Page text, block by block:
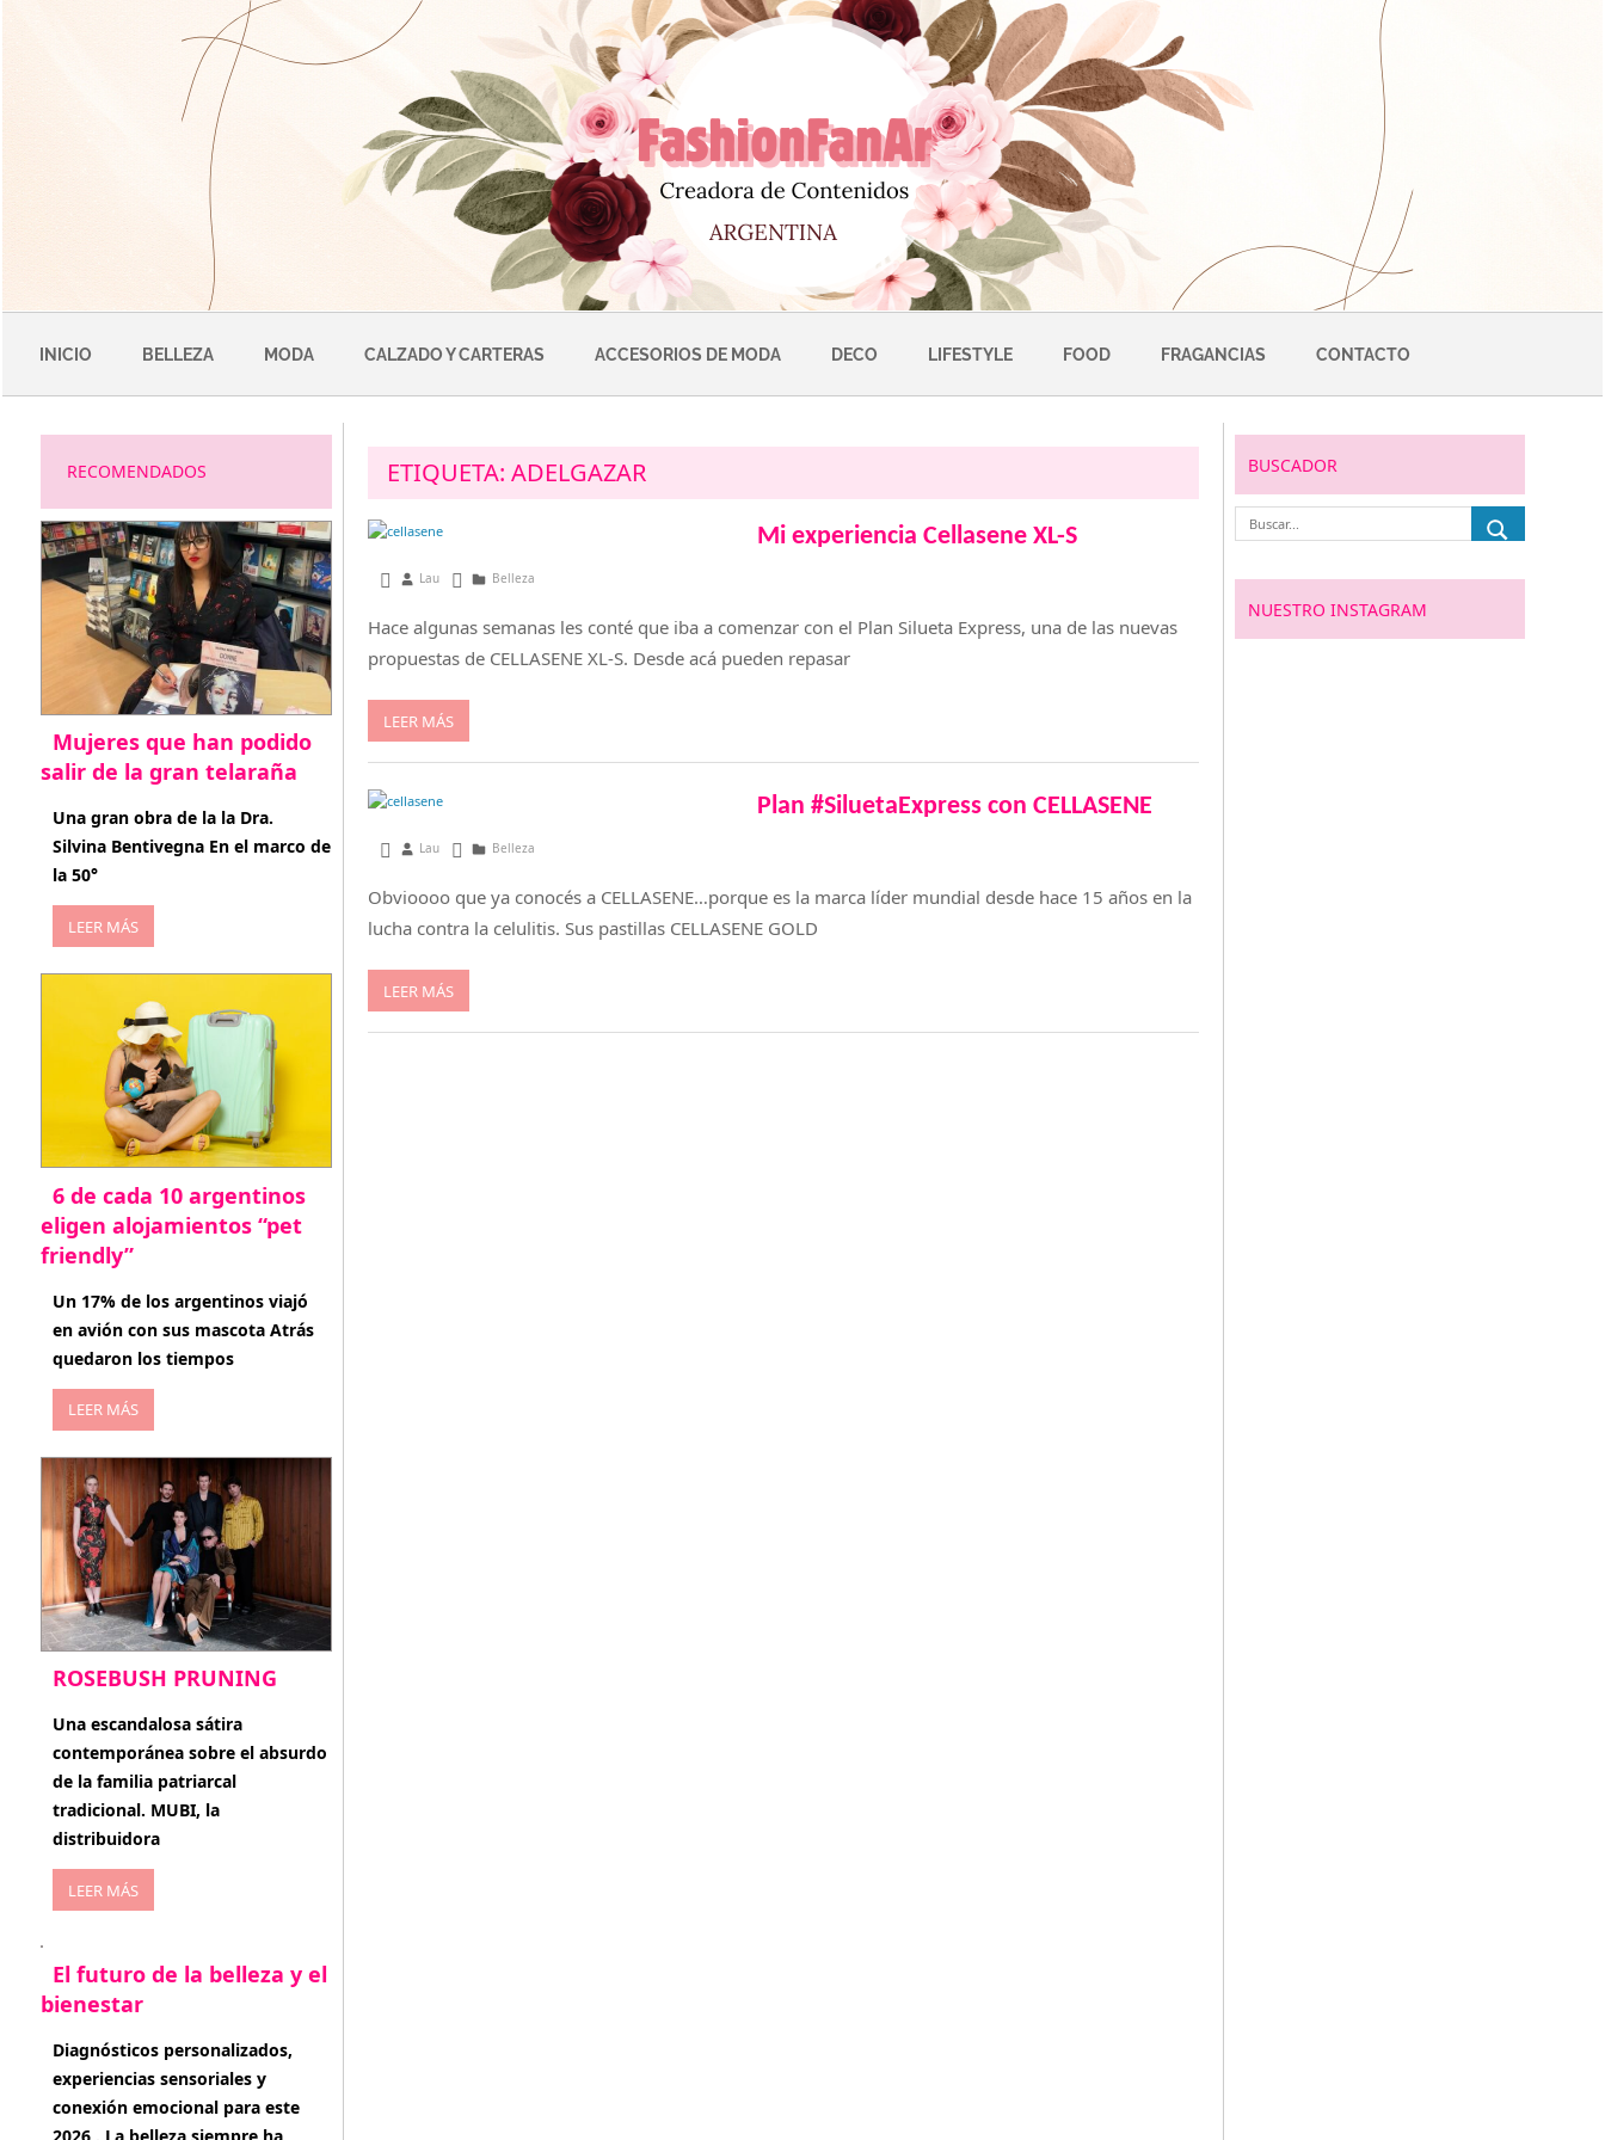
INICIO BELLEZA MODA CALZADO Y CARTERAS ACCESORIOS DE MODA DECO LIFESTYLE FOOD FRAGANCIAS CONTACTO
ETIQUETA: ADELGAZAR
Mi experiencia Cellasene XL-S
octubre 1, 2014
Lau Belleza
Hace algunas semanas les conté que iba a comenzar con el Plan Silueta Express, una de las nuevas
propuestas de CELLASENE XL-S. Desde acá pueden repasar
LEER MÁS
Plan #SiluetaExpress con CELLASENE
agosto 27, 2014
Lau Belleza
Obvioooo que ya conocés a CELLASENE…porque es la marca líder mundial desde hace 15 años en la
lucha contra la celulitis. Sus pastillas CELLASENE GOLD
LEER MÁS
RECOMENDADOS
Mujeres que han podido
salir de la gran telaraña
abril 29, 2026
Una gran obra de la la Dra.
Silvina Bentivegna En el marco de
la 50°
LEER MÁS
6 de cada 10 argentinos
eligen alojamientos “pet
friendly”
abril 27, 2026
Un 17% de los argentinos viajó
en avión con sus mascota Atrás
quedaron los tiempos
LEER MÁS
ROSEBUSH PRUNING
enero 20, 2026
Una escandalosa sátira
contemporánea sobre el absurdo
de la familia patriarcal
tradicional. MUBI, la
distribuidora
LEER MÁS
El futuro de la belleza y el
bienestar
enero 15, 2026
Diagnósticos personalizados,
experiencias sensoriales y
conexión emocional para este
BUSCADOR
NUESTRO INSTAGRAM